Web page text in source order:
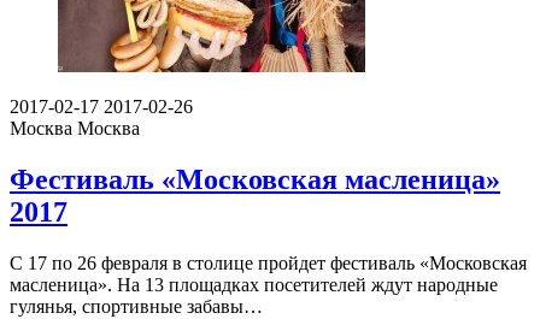
2017-02-17 2017-02-26
Москва Москва
Фестиваль «Московская масленица»
2017
С 17 по 26 февраля в столице пройдет фестиваль «Московская
масленица». На 13 площадках посетителей ждут народные
гулянья, спортивные забавы…